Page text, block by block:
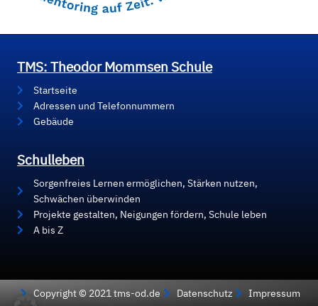
TMS: Theodor Mommsen Schule
Startseite
Adressen und Telefonnummern
Gebäude
Schulleben
Sorgenfreies Lernen ermöglichen, Stärken nutzen,
Schwächen überwinden
Projekte gestalten, Neigungen fördern, Schule leben
A bis Z
Copyright © 2021 tms-od.de Datenschutz Impressum